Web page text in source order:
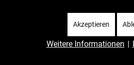
Akzeptieren
Weitere Informationen |